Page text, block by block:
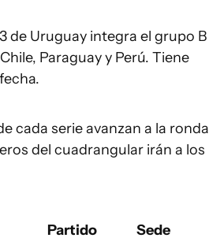
de Uruguay integra el grupo B
Paraguay y Perú. Tiene
cada serie avanzan a la ronda
del cuadrangular irán a los
Partido Sede